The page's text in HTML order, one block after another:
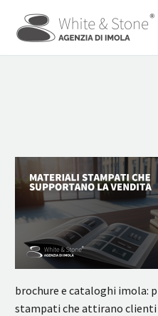
brochure e cataloghi imola:
stampati che attirano